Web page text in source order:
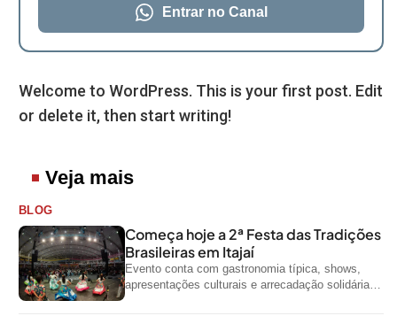
Entrar no Canal
Welcome to WordPress. This is your first post. Edit
or delete it, then start writing!
Veja mais
BLOG
Começa hoje a 2ª Festa das Tradições
Brasileiras em Itajaí
Evento conta com gastronomia típica, shows,
apresentações culturais e arrecadação solidária